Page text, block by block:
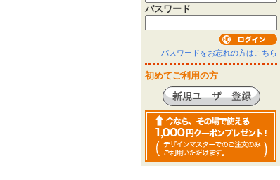
パスワード
パスワードをお忘れの方はこちら
初めてご利用の方